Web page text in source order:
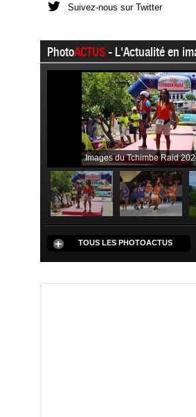
Suivez-nous sur Twitter
PhotoACTUS- L'Actualité en
Images du Tchimbe Raid
TOUS LES PHOTOACTUS